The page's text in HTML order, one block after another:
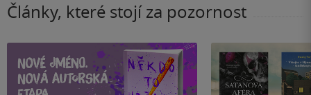
Články, které stojí za pozornost